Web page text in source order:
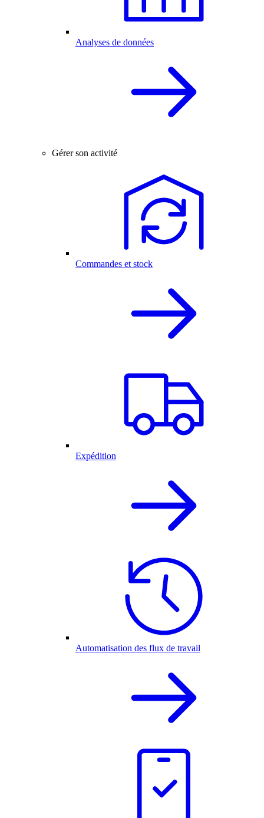
Analyses de données
Gérer son activité
Commandes et stock
Expédition
Automatisation des flux de travail